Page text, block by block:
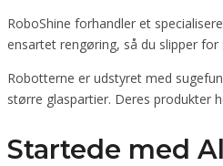
RoboShine forhandler et
ensartet rengøring, så du slipper
Robotterne er udstyret med
større glaspartier. Deres produkter
Startede med